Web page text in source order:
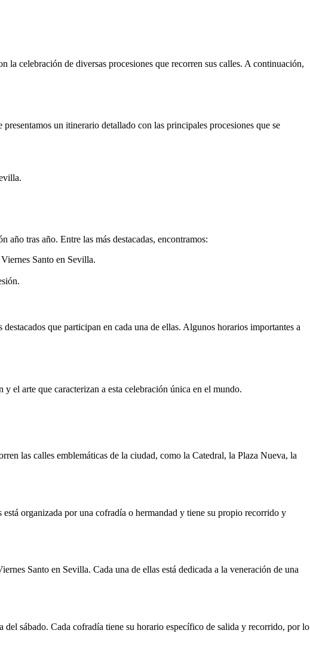
celebración de diversas procesiones que recorren sus calles. A continuación,
un itinerario detallado con las principales procesiones que se
tras año. Entre las más destacadas, encontramos:
Santo en Sevilla.
que participan en cada una de ellas. Algunos horarios importantes a
el arte que caracterizan a esta celebración única en el mundo.
las calles emblemáticas de la ciudad, como la Catedral, la Plaza Nueva, la
organizada por una cofradía o hermandad y tiene su propio recorrido y
Santo en Sevilla. Cada una de ellas está dedicada a la veneración de una
del sábado. Cada cofradía tiene su horario específico de salida y recorrido, por lo